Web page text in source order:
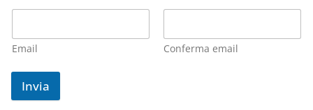
Email Conferma email
Invia